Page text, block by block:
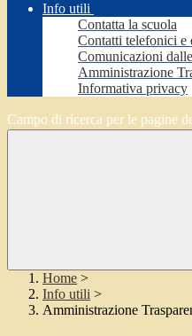
Info utili
Contatta la scuola
Contatti telefonici e
Comunicazioni
Amministrazione
Informativa privacy
Campo di ricerca per le pagine
Home >
Info utili >
Amministrazione